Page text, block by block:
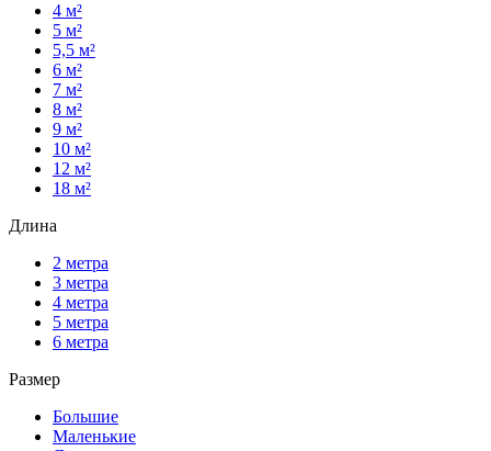
4 м²
5 м²
5,5 м²
6 м²
7 м²
8 м²
9 м²
10 м²
12 м²
18 м²
Длина
2 метра
3 метра
4 метра
5 метра
6 метра
Размер
Большие
Маленькие